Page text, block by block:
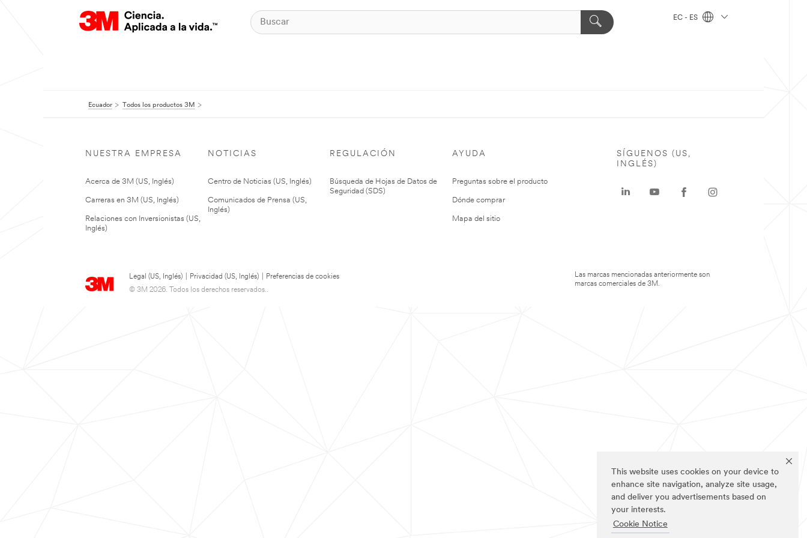
This website uses cookies on your device to
enhance site navigation, analyze site usage,
and deliver you advertisements based on
your interests.
Cookie Notice
EC - ES
Ecuador Todos los productos 3M
NUESTRA EMPRESA
Acerca de 3M (US, Inglés)
Carreras en 3M (US, Inglés)
Relaciones con Inversionistas (US,
Inglés)
NOTICIAS
Centro de Noticias (US, Inglés)
Comunicados de Prensa (US,
Inglés)
REGULACIÓN
Búsqueda de Hojas de Datos de
Seguridad (SDS)
AYUDA
Preguntas sobre el producto
Dónde comprar
Mapa del sitio
Legal (US, Inglés) Privacidad (US, Inglés)
Preferencias de cookies
© 3M 2026. Todos los derechos reservados..
SÍGUENOS (US,
INGLÉS)
Las marcas mencionadas anteriormente son
marcas comerciales de 3M.